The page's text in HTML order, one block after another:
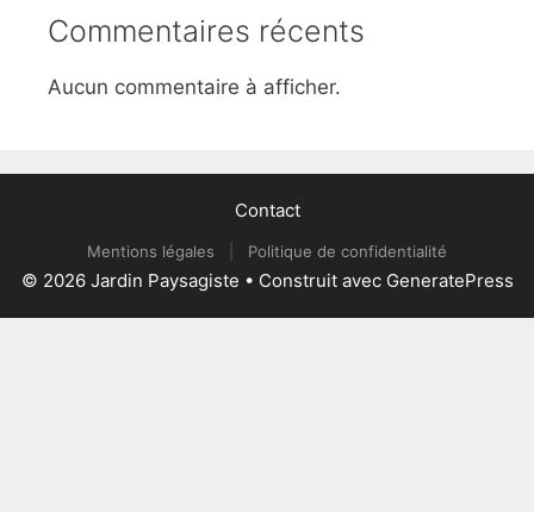
Commentaires récents
Aucun commentaire à afficher.
Contact
Mentions légales Politique de confidentialité
© 2026 Jardin Paysagiste • Construit avec GeneratePress